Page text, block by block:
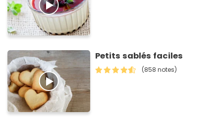
Petits sablés faciles
(858 notes)